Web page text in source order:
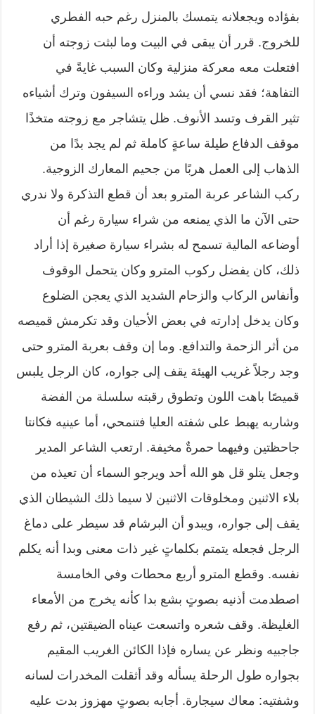
بفؤاده ويجعلانه يتمسك بالمنزل رغم حبه الفطري
للخروج. قرر أن يبقى في البيت وما لبثت زوجته أن
افتعلت معه معركة منزلية وكان السبب غايةً في
التفاهة؛ فقد نسي أن يشد وراءه السيفون وترك أشياءه
تثير القرف وتسد الأنوف. ظل يتشاجر مع زوجته متخذًا
موقف الدفاع طيلة ساعةٍ كاملة ثم لم يجد بدًا من
الذهاب إلى العمل هربًا من جحيم المعارك الزوجية.
ركب الشاعر عربة المترو بعد أن قطع التذكرة ولا ندري
حتى الآن ما الذي يمنعه من شراء سيارة رغم أن
أوضاعه المالية تسمح له بشراء سيارة صغيرة إذا أراد
ذلك، كان يفضل ركوب المترو وكان يتحمل الوقوف
وأنفاس الركاب والزحام الشديد الذي يعجن الضلوع
وكان يدخل إدارته في بعض الأحيان وقد تكرمش قميصه
من أثر الزحمة والتدافع. وما إن وقف بعربة المترو حتى
وجد رجلاً غريب الهيئة يقف إلى جواره، كان الرجل يلبس
قميصًا باهت اللون وتطوق رقبته سلسلة من الفضة
وشاربه يهبط على شفته العليا فتنمحي، أما عينيه فكانتا
جاحظتين وفيهما حمرةٌ مخيفة. ارتعب الشاعر المدير
وجعل يتلو قل هو الله أحد ويرجو السماء أن تعيذه من
بلاء الاثنين ومخلوقات الاثنين لا سيما ذلك الشيطان الذي
يقف إلى جواره، ويبدو أن البرشام قد سيطر على دماغ
الرجل فجعله يتمتم بكلماتٍ غير ذات معنى وبدا أنه يكلم
نفسه. وقطع المترو أربع محطات وفي الخامسة
اصطدمت أذنيه بصوتٍ بشع بدا كأنه يخرج من الأمعاء
الغليظة. وقف شعره واتسعت عيناه الضيقتين، ثم رفع
جاجبيه ونظر عن يساره فإذا الكائن الغريب المقيم
بجواره طول الرحلة يسأله وقد أثقلت المخدرات لسانه
وشفتيه: معاك سيجارة. أجابه بصوتٍ مهزوز بدت عليه